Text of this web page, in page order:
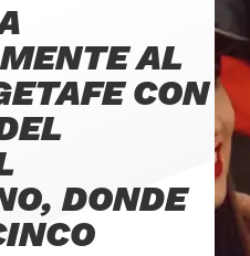
AL
CON
DONDE